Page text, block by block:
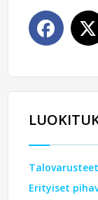
Talovarusteet
Erityiset